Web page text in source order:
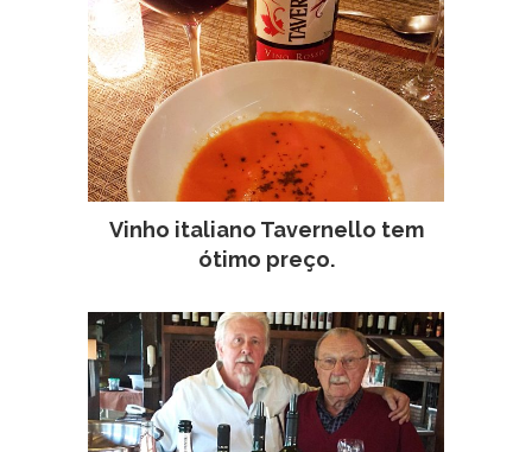
Vinho italiano Tavernello tem
ótimo preço.